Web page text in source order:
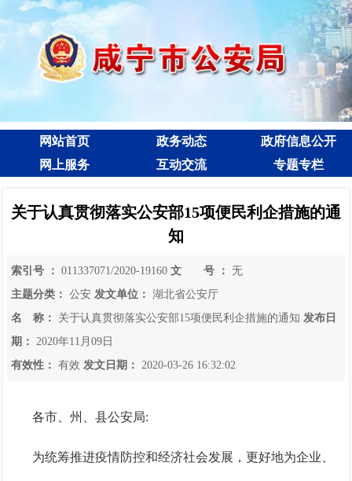
网站首页 政务动态
政府信息公开
网上服务
互动交流 专题专栏
关于认真贯彻落实公安部15项便民利企措施的通
知
索引号 ： 011337071/2020-19160 文 号 ：
无
主题分类：
公安 发文单位：
湖北省公安厅
名 称：
关于认真贯彻落实公安部15项便民利企措施的通知 发布日
期：
2020年11月09日
有效性：
有效 发文日期： 2020-03-26 16:32:02
各市、州、县公安局:
为统筹推进疫情防控和经济社会发展，更好地为企业、